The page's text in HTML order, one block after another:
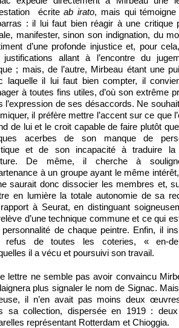
écriteab irato, mais qui
: il lui faut bien réagir à une critique
manifester, sinon son indignation, du
d’une profonde injustice et, pour
justifications allant à l’encontre du
; mais, de l’autre, Mirbeau étant une
laquelle il lui faut bien compter, il
à toutes fins utiles, d’où son extrême
l’expression de ses désaccords. Ne
il préfère mettre l’accent sur ce que
de lui et le croit capable de faire plutôt
acerbes de son manque de
et de son incapacité à traduire
De même, il cherche à
à un groupe ayant le même
saurait donc dissocier les membres et,
en lumière la totale autonomie de sa
à Seurat, en distinguant
d’une technique commune et ce qui
de chaque peintre. Enfin, il
refus de toutes les coteries, « en-
il a vécu et poursuivi son travail.
lettre ne semble pas avoir convaincu
plus signaler le nom de Signac.
il n’en avait pas moins deux
sa collection, dispersée en 1919 :
représentant Rotterdam et Chioggia.